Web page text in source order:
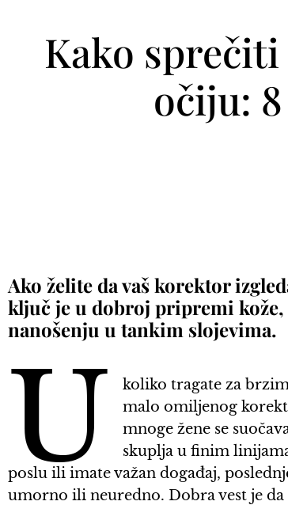
Kako
očiju:
Ako želite da vaš korektor
ključ je u dobroj pripremi
nanošenju u tankim slojevima.
U
koliko tragate za
malo omiljenog
mnoge žene se
skuplja u finim
poslu ili imate važan događaj,
umorno ili neuredno. Dobra vest je